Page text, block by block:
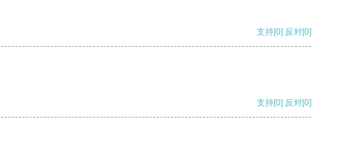
支持[0] 反对[0]
支持[0] 反对[0]